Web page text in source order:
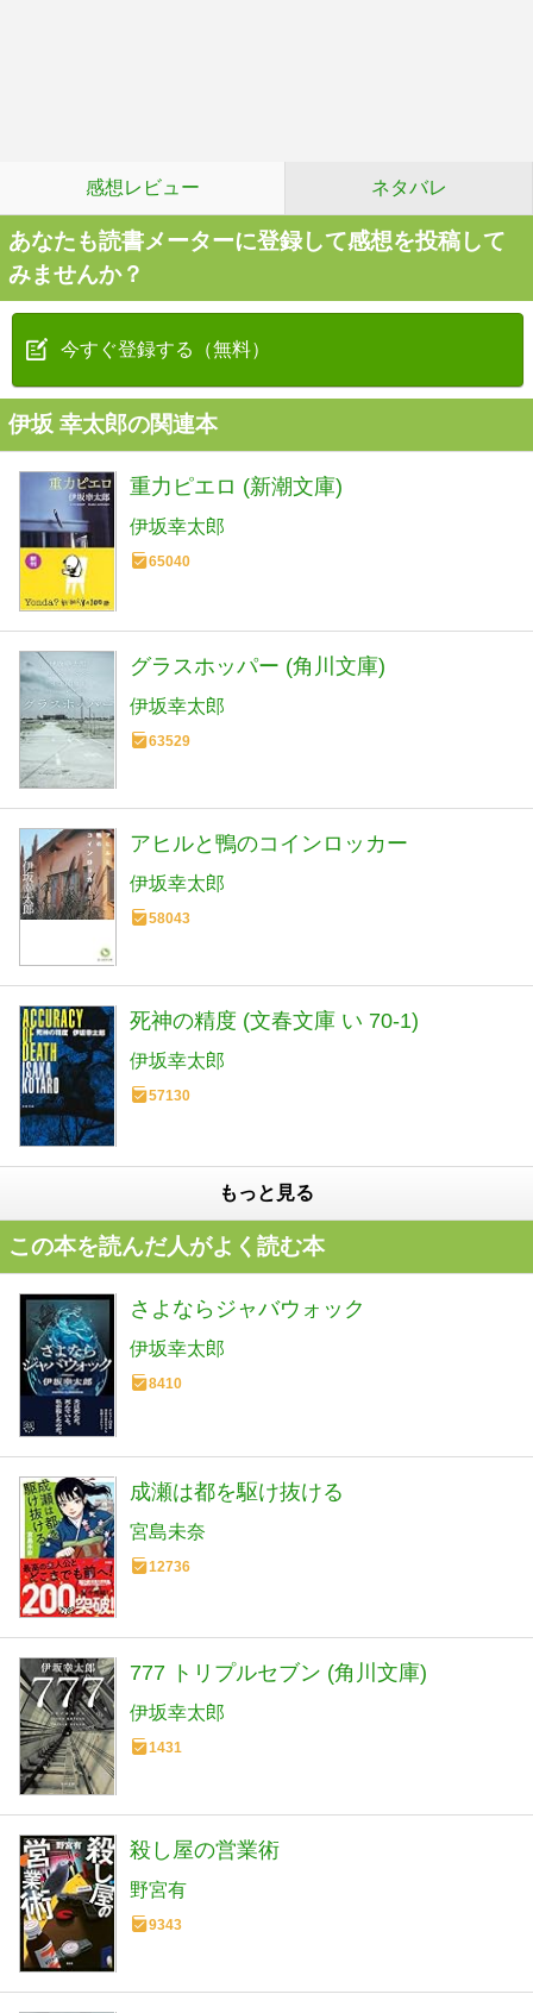
感想レビュー ネタバレ
あなたも読書メーターに登録して感想を投稿して
みませんか？
今すぐ登録する（無料）
伊坂 幸太郎の関連本
重力ピエロ (新潮文庫)
伊坂幸太郎
65040
グラスホッパー (角川文庫)
伊坂幸太郎
63529
アヒルと鴨のコインロッカー
伊坂幸太郎
58043
死神の精度 (文春文庫 い 70-1)
伊坂幸太郎
57130
もっと見る
この本を読んだ人がよく読む本
さよならジャバウォック
伊坂幸太郎
8410
成瀬は都を駆け抜ける
宮島未奈
12736
777 トリプルセブン (角川文庫)
伊坂幸太郎
1431
殺し屋の営業術
野宮有
9343